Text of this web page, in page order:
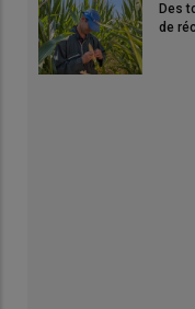
Des
de